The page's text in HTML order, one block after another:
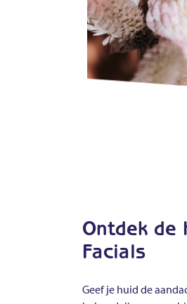
Ontdek de
Facials
Geef je huid de